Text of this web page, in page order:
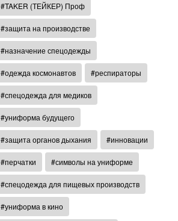
#TAKER (ТЕЙКЕР) Проф
#защита на производстве
#назначение спецодежды
#одежда космонавтов #респираторы
#спецодежда для медиков
#униформа будущего
#защита органов дыхания #инновации
#перчатки #символы на униформе
#спецодежда для пищевых производств
#униформа в кино